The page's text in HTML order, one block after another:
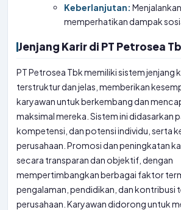
Keberlanjutan:
memperhatikan dampak
Jenjang Karir di PT Petrosea
PT Petrosea Tbk memiliki sistem jenjang
terstruktur dan jelas, memberikan
karyawan untuk berkembang dan
maksimal mereka. Sistem ini didasarkan
kompetensi, dan potensi individu, serta
perusahaan. Promosi dan peningkatan
secara transparan dan objektif, dengan
mempertimbangkan berbagai faktor
pengalaman, pendidikan, dan kontribusi
perusahaan. Karyawan didorong untuk